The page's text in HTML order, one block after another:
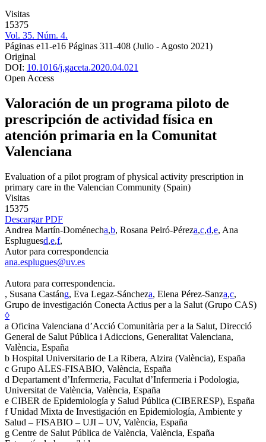
Visitas
15375
Vol. 35. Núm. 4.
Páginas e11-e16 Páginas 311-408 (Julio - Agosto 2021)
Original
DOI: 10.1016/j.gaceta.2020.04.021
Open Access
Valoración de un programa piloto de
prescripción de actividad física en
atención primaria en la Comunitat
Valenciana
Evaluation of a pilot program of physical activity prescription in
primary care in the Valencian Community (Spain)
Visitas
15375
Descargar PDF
Andrea Martín-Doménecha,b, Rosana Peiró-Péreza,c,d,e, Ana
Espluguesd,e,f,
Autor para correspondencia
ana.esplugues@uv.es
Autora para correspondencia.
, Susana Castáng, Eva Legaz-Sáncheza, Elena Pérez-Sanza,c,
Grupo de investigación Conecta Actius per a la Salut (Grupo CAS)
◊
a Oficina Valenciana d’Acció Comunitària per a la Salut, Direcció
General de Salut Pública i Adiccions, Generalitat Valenciana,
València, España
b Hospital Universitario de La Ribera, Alzira (València), España
c Grupo ALES-FISABIO, València, España
d Departament d’Infermeria, Facultat d’Infermeria i Podologia,
Universitat de València, València, España
e CIBER de Epidemiología y Salud Pública (CIBERESP), España
fUnidad Mixta de Investigación en Epidemiología, Ambiente y
Salud – FISABIO – UJI – UV, València, España
g Centre de Salut Pública de València, València, España